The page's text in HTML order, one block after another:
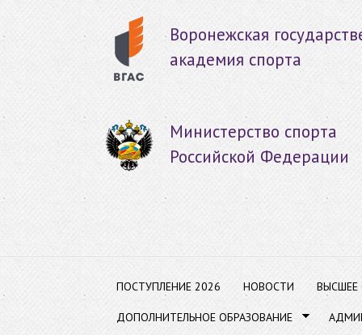
Воронежская
академия спорта
Министерство спорта
Российской Федерации
ПОСТУПЛЕНИЕ 2026 НОВОСТИ ВЫСШЕЕ
ДОПОЛНИТЕЛЬНОЕ ОБРАЗОВАНИЕ